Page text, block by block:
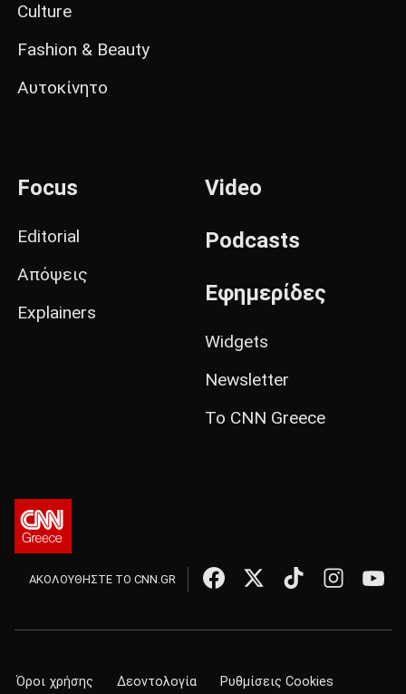
Culture
Fashion & Beauty
Αυτοκίνητο
Focus
Editorial
Απόψεις
Explainers
Video
Podcasts
Εφημερίδες
Widgets
Newsletter
Το CNN Greece
ΑΚΟΛΟΥΘΗΣΤΕ ΤΟ CNN.GR
Όροι χρήσης Δεοντολογία Ρυθμίσεις Cookies